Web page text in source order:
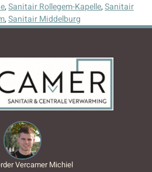
,Sanitair Rollegem-Kapelle,Sanitair
,Sanitair Middelburg
Vercamer Michiel